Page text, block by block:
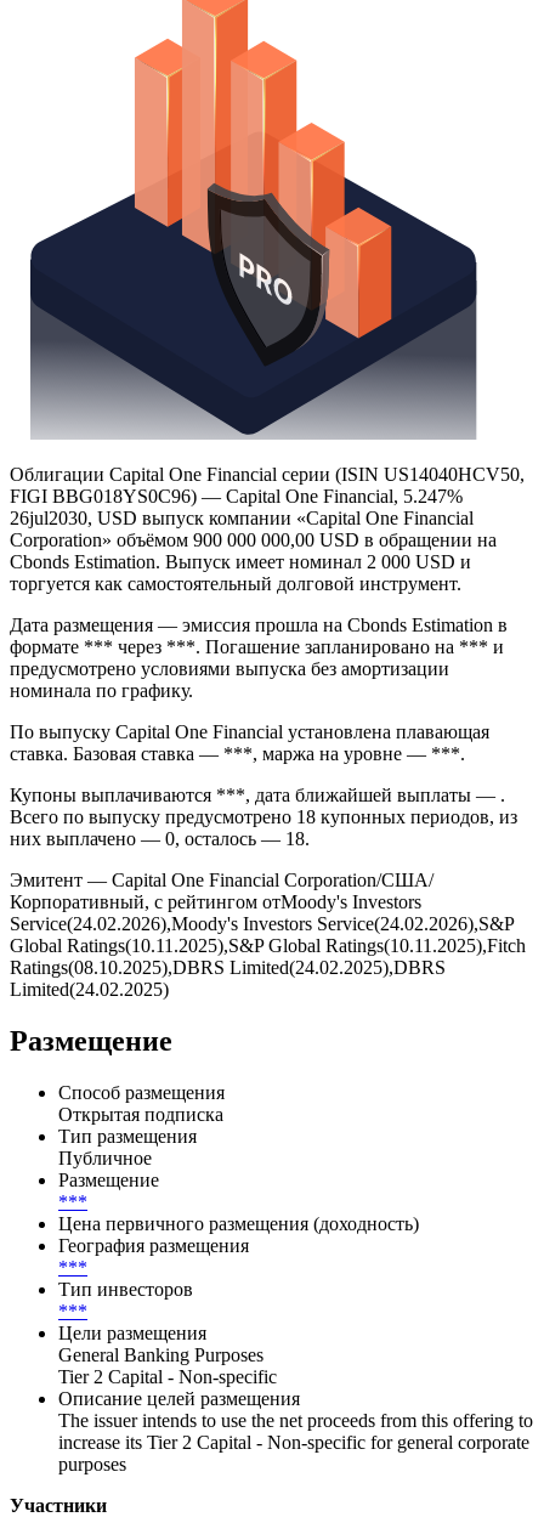
Облигации Capital One Financial серии (ISIN US14040HCV50,
FIGI BBG018YS0C96) — Capital One Financial, 5.247%
26jul2030, USD выпуск компании «Capital One Financial
Corporation» объёмом 900 000 000,00 USD в обращении на
Cbonds Estimation. Выпуск имеет номинал 2 000 USD и
торгуется как самостоятельный долговой инструмент.
Дата размещения — эмиссия прошла на Cbonds Estimation в
формате *** через ***. Погашение запланировано на *** и
предусмотрено условиями выпуска без амортизации
номинала по графику.
По выпуску Capital One Financial установлена плавающая
ставка. Базовая ставка — ***, маржа на уровне — ***.
Купоны выплачиваются ***, дата ближайшей выплаты — .
Всего по выпуску предусмотрено 18 купонных периодов, из
них выплачено — 0, осталось — 18.
Эмитент — Capital One Financial Corporation/США/
Корпоративный, с рейтингом отMoody's Investors
Service(24.02.2026),Moody's Investors Service(24.02.2026),S&P
Global Ratings(10.11.2025),S&P Global Ratings(10.11.2025),Fitch
Ratings(08.10.2025),DBRS Limited(24.02.2025),DBRS
Limited(24.02.2025)
Размещение
Способ размещения
Открытая подписка
Тип размещения
Публичное
Размещение
***
Цена первичного размещения (доходность)
География размещения
***
Тип инвесторов
***
Цели размещения
General Banking Purposes
Tier 2 Capital - Non-specific
Описание целей размещения
The issuer intends to use the net proceeds from this offering to
increase its Tier 2 Capital - Non-specific for general corporate
purposes
Участники